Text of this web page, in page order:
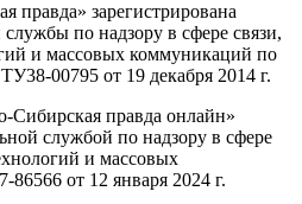
правда» зарегистрирована
по надзору в сфере связи,
и массовых коммуникаций по
00795 от 19 декабря 2014 г.
Сибирская правда онлайн»
службой по надзору в сфере
и массовых
от 12 января 2024 г.